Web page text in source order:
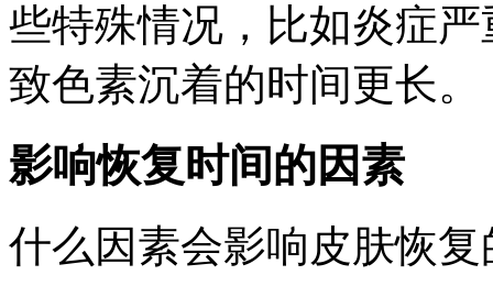
些特殊情况，比如炎症
致色素沉着的时间更长。
影响恢复时间的因素
什么因素会影响皮肤恢